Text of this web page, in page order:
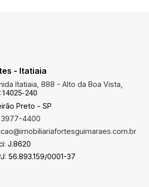
- Itatiaia
Itatiaia, 888 - Alto da Boa Vista,
14025-240
Preto - SP
3977-4400
J.8620
56.893.159/0001-37